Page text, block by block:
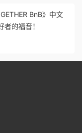
BnB》中文
的福音！